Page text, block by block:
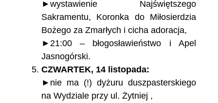
►wystawienie Najświętszego
Sakramentu, Koronka do Miłosierdzia
Bożego za Zmarłych i cicha adoracja,
►21:00 – błogosławieństwo i Apel
Jasnogórski.
CZWARTEK, 14 listopada:
►nie ma (!) dyżuru duszpasterskiego
na Wydziale przy ul. Żytniej ,